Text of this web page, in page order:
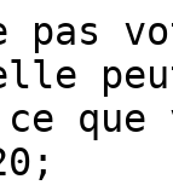
pas
que